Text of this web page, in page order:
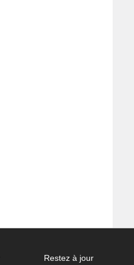
Restez à jour